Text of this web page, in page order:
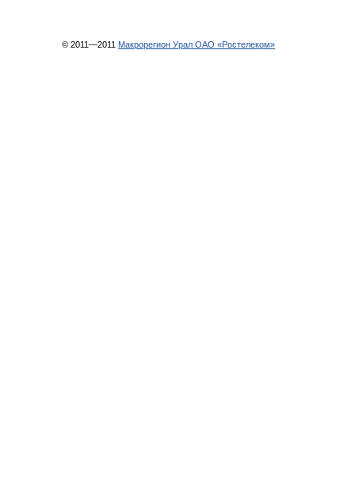
© 2011—2011 Макрорегион Урал ОАО «Ростелеком»